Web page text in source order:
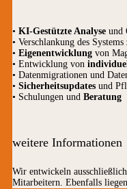
• KI-Gestützte Analyse und
• Verschlankung des Systems
• Eigenentwicklung von
• Entwicklung von
• Datenmigrationen und
• Sicherheitsupdates und
• Schulungen und Beratung
weitere Informationen
Wir entwickeln
Mitarbeitern. Ebenfalls